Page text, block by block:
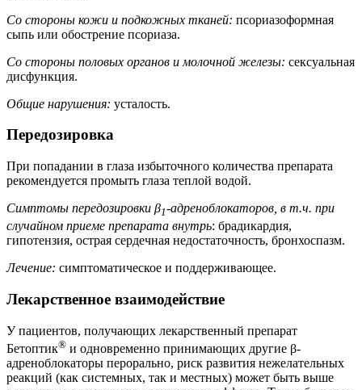
Со стороны кожи и подкожных тканей: псориазоформная
сыпь или обострение псориаза.
Со стороны половых органов и молочной железы: сексуальная
дисфункция.
Общие нарушения: усталость.
Передозировка
При попадании в глаза избыточного количества препарата
рекомендуется промыть глаза теплой водой.
Cимптомы передозировки β1-адреноблокаторов, в т.ч. при
случайном приеме препарата внутрь: брадикардия,
гипотензия, острая сердечная недостаточность, бронхоспазм.
Лечение: симптоматическое и поддерживающее.
Лекарственное взаимодействие
У пациентов, получающих лекарственный препарат
Бетоптик® и одновременно принимающих другие β-
адреноблокаторы перорально, риск развития нежелательных
реакций (как системных, так и местных) может быть выше